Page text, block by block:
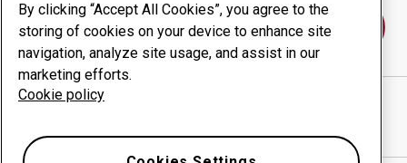
Fale conosco
SARL GAUVRY
By clicking “Accept All Cookies”, you agree to the
storing of cookies on your device to enhance site
navigation, analyze site usage, and assist in our
marketing efforts.
Cookie policy